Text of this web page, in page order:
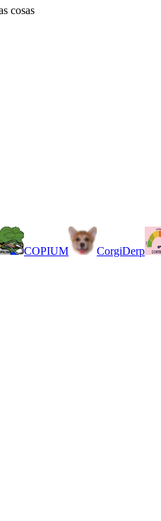
cosas
COPIUM CorgiDerp